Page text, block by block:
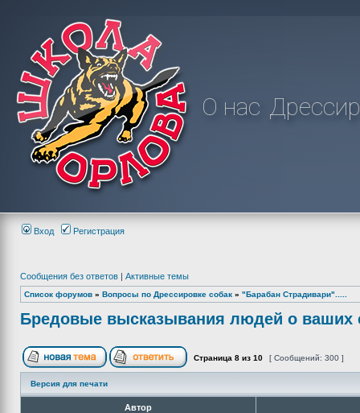
О нас
Вход Регистрация
Сообщения без ответов | Активные темы
Список форумов » Вопросы по Дрессировке собак » "Барабан Страдивари".....
Бредовые высказывания людей о ваших
Страница 8 из 10 [ Сообщений: 300 ]
Версия для печати
Автор